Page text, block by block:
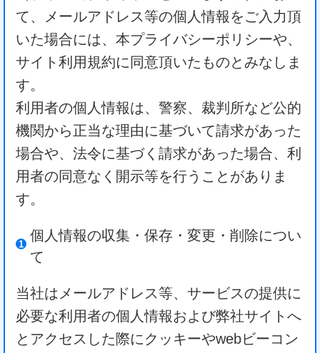
て、メールアドレス等の個人情報をご入力頂
いた場合には、本プライバシーポリシーや、
サイト利用規約に同意頂いたものとみなしま
す。
利用者の個人情報は、警察、裁判所など公的
機関から正当な理由に基づいて請求があった
場合や、法令に基づく請求があった場合、利
用者の同意なく開示等を行うことがありま
す。
個人情報の収集・保存・変更・削除につい
て
当社はメールアドレス等、サービスの提供に
必要な利用者の個人情報および弊社サイトへ
とアクセスした際にクッキーやwebビーコン